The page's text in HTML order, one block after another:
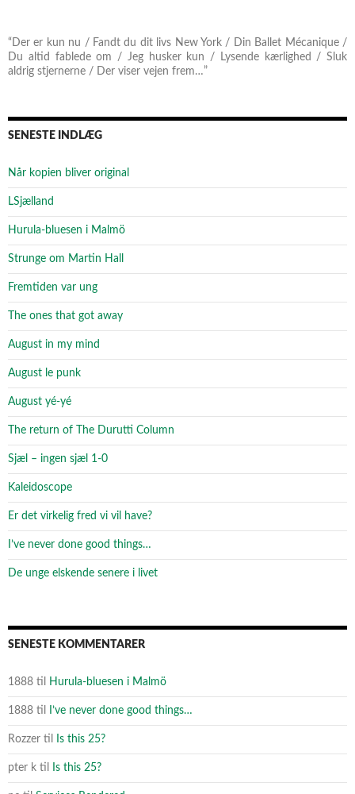
“Der er kun nu / Fandt du dit livs New York / Din Ballet Mécanique /
Du altid fablede om / Jeg husker kun / Lysende kærlighed / Sluk
aldrig stjernerne / Der viser vejen frem…”
SENESTE INDLÆG
Når kopien bliver original
LSjælland
Hurula-bluesen i Malmö
Strunge om Martin Hall
Fremtiden var ung
The ones that got away
August in my mind
August le punk
August yé-yé
The return of The Durutti Column
Sjæl – ingen sjæl 1-0
Kaleidoscope
Er det virkelig fred vi vil have?
I’ve never done good things…
De unge elskende senere i livet
SENESTE KOMMENTARER
1888 til Hurula-bluesen i Malmö
1888 til I’ve never done good things…
Rozzer til Is this 25?
pter k til Is this 25?